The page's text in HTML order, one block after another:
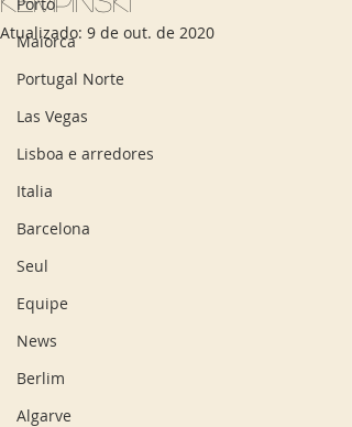
Maiorca
Portugal Norte
Las Vegas
Lisboa e arredores
Italia
Barcelona
Seul
Equipe
News
Berlim
Algarve
Atualizado: 9 de out. de 2020